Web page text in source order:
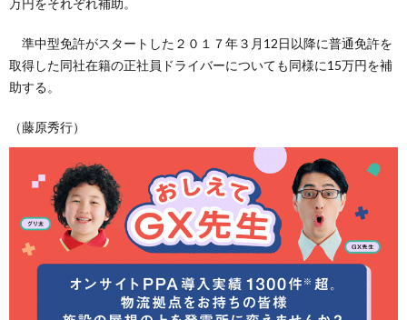
準中型免許がスタートした２０１７年３月12日以降に普通免許を
取得した同社在籍の正社員ドライバーについても同様に15万円を補
助する。
（藤原秀行）